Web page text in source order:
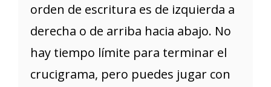
orden de escritura es de izquierda a
derecha o de arriba hacia abajo. No
hay tiempo límite para terminar el
crucigrama, pero puedes jugar con